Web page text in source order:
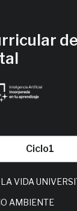
Ciclo1
VIDA
AMBIENTE